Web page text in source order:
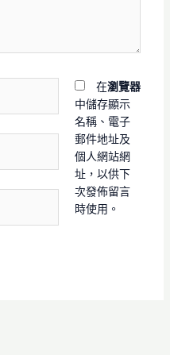
在瀏覽器
中儲存顯示
名稱、電子
郵件地址及
個人網站網
址，以供下
次發佈留言
時使用。